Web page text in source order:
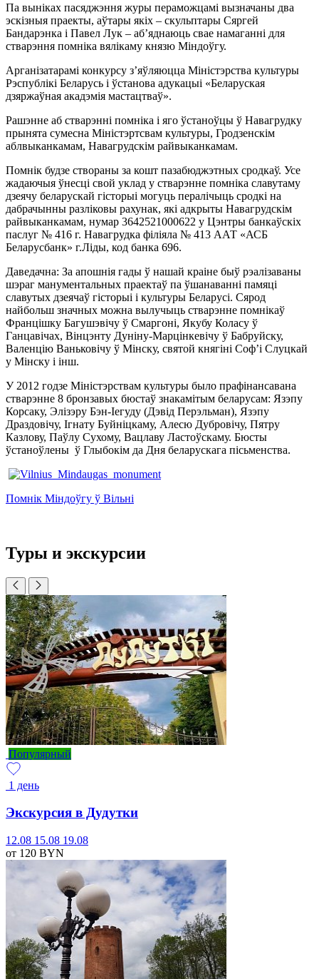
Па выніках пасяджэння журы пераможцамі вызначаны два
эскізныя праекты, аўтары якіх – скульптары Сяргей
Бандарэнка і Павел Лук – аб’яднаюць свае намаганні для
стварэння помніка вялікаму князю Міндоўгу.
Арганізатарамі конкурсу з’яўляюцца Міністэрства культуры
Рэспублікі Беларусь і ўстанова адукацыі «Беларуская
дзяржаўная акадэмія мастацтваў».
Рашэнне аб стварэнні помніка і яго ўстаноўцы ў Навагрудку
прынята сумесна Міністэртсвам культуры, Гродзенскім
аблвыканкамам, Навагрудскім райвыканкамам.
Помнік будзе створаны за кошт пазабюджэтных сродкаў. Усе
жадаючыя ўнесці свой уклад у стварэнне помніка славутаму
дзеячу беларускай гісторыі могуць пералічыць сродкі на
дабрачынны разліковы рахунак, які адкрыты Навагрудскім
райвыканкамам, нумар 3642521000622 у Цэнтры банкаўскіх
паслуг № 416 г. Навагрудка філіяла № 413 ААТ «АСБ
Беларусбанк» г.Ліды, код банка 696.
Даведачна: За апошнія гады ў нашай краіне быў рэалізаваны
шэраг манументальных праектаў па ўшанаванні памяці
славутых дзеячаў гісторыі і культуры Беларусі. Сярод
найбольш значных можна вылучыць стварэнне помнікаў
Францішку Багушэвічу ў Смаргоні, Якубу Коласу ў
Ганцавічах, Вінцэнту Дуніну-Марцінкевічу ў Бабруйску,
Валенцію Ваньковічу ў Мінску, святой княгіні Соф’і Слуцкай
у Мінску і інш.
У 2012 годзе Міністэрствам культуры было прафінансавана
стварэнне 8 бронзавых бюстаў знакамітым беларусам: Язэпу
Корсаку, Элізэру Бэн-Іегуду (Дэвід Перэльман), Язэпу
Драздовічу, Ігнату Буйніцкаму, Алесю Дубровічу, Пятру
Казлову, Паўлу Сухому, Вацлаву Ластоўскаму. Бюсты
ўстаноўлены ў Глыбокім да Дня беларускага пісьменства.
Помнік Міндоўгу ў Вільні
Туры и экскурсии
Популярный
1 день
Экскурсия в Дудутки
12.08 15.08 19.08
от 120 BYN